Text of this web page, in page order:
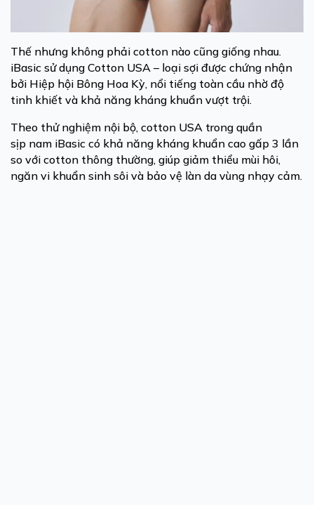
Thế nhưng không phải cotton nào cũng giống nhau.
iBasic sử dụng Cotton USA – loại sợi được chứng nhận
bởi Hiệp hội Bông Hoa Kỳ, nổi tiếng toàn cầu nhờ độ
tinh khiết và khả năng kháng khuẩn vượt trội.
Theo thử nghiệm nội bộ, cotton USA trong quần
sịp nam iBasic có khả năng kháng khuẩn cao gấp 3 lần
so với cotton thông thường, giúp giảm thiểu mùi hôi,
ngăn vi khuẩn sinh sôi và bảo vệ làn da vùng nhạy cảm.